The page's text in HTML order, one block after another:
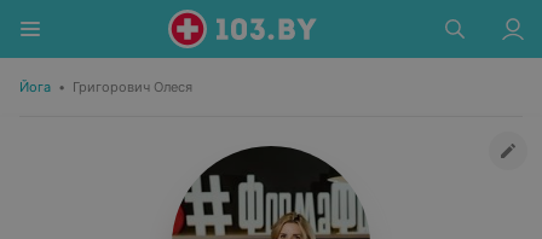
Йога • Григорович Олеся